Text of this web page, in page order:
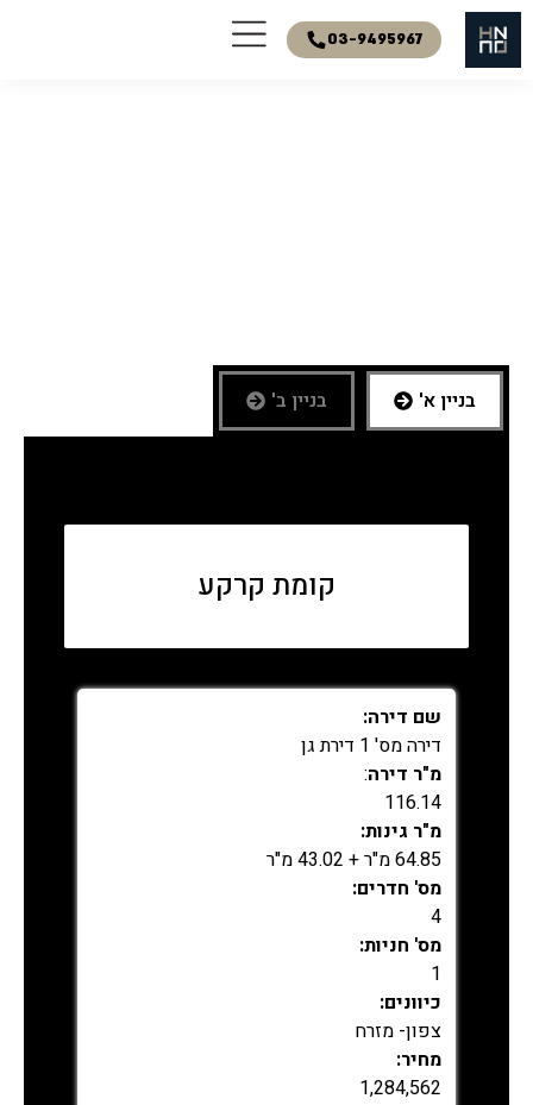
03-9495967
בניין א' בניין ב'
קומת קרקע
שם דירה:
דירה מס' 1 דירת גן
מ"ר דירה:
116.14
מ"ר גינות:
64.85 מ"ר + 43.02 מ"ר
מס' חדרים:
4
מס' חניות:
1
כיוונים:
צפון- מזרח
מחיר:
1,284,562